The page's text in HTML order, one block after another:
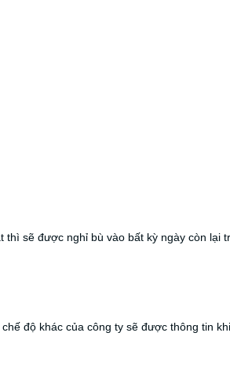
sẽ được nghỉ bù vào bất kỳ ngày còn lại
độ khác của công ty sẽ được thông tin